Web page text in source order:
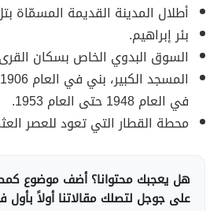
أطلال المدينة القديمة المسمّاة
بئر إبراهيم.
السوق البدوي الخاص بسكان
في العام 1948 حتى العام 1953.
محطة القطار التي تعود للعصر
هل يعجبك محتوانا؟ أضف موضوع
على جوجل لتصلك مقالاتنا أولاً بأول